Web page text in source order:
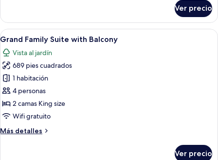
Suite
with
Balcony
Ver precio
Abrir
todas
las
fotos
de
Grand
Family
Suite
Balcony
Una habitación de hotel moderna
10
Grand Family Suite with Balcony
Vista al jardín
689 pies cuadrados
1 habitación
4 personas
2 camas King size
Wifi gratuito
Más detalles
Más
Ver precio